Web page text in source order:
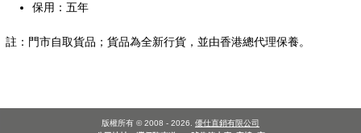
保用：五年
註：門市自取貨品；貨品為全新行貨，並由香港總代理保養。
版權所有 © 2008 - 2026. 優仕直銷有限公司